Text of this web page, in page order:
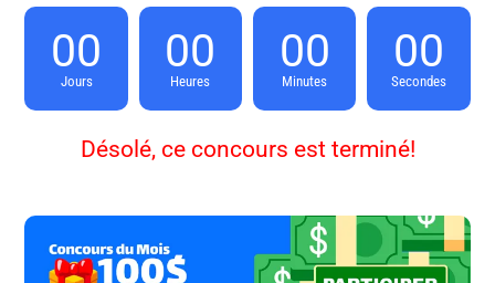
00
Jours
00
Heures
00
Minutes
00
Secondes
Désolé, ce concours est terminé!